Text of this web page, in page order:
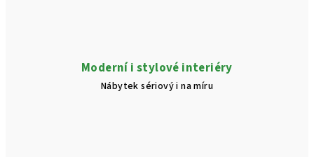
Moderní i stylové interiéry
Nábytek sériový i na míru